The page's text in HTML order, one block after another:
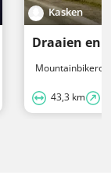
Kasken
Draaien en
43,3 km